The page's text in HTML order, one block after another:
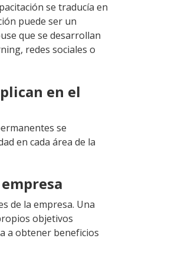
se traducía en
puede ser un
que se desarrollan
redes sociales o
en el
se
en cada área de la
de la empresa. Una
objetivos
a obtener beneficios